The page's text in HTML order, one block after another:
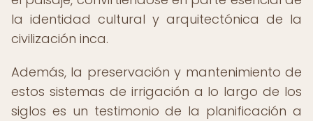
la identidad cultural y arquitectónica de la
civilización inca.
Además, la preservación y mantenimiento de
estos sistemas de irrigación a lo largo de los
siglos es un testimonio de la planificación a